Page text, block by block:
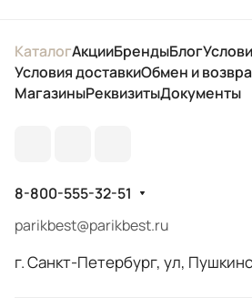
КаталогАкцииБрендыБлог
Условия доставкиОбмен и
МагазиныРеквизитыДокументы
8-800-555-32-51
parikbest@parikbest.ru
г. Санкт-Петербург, ул,